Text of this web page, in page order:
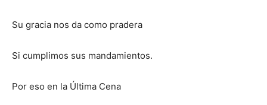
Su gracia nos da como pradera
Si cumplimos sus mandamientos.
Por eso en la Última Cena